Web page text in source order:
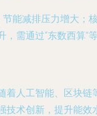
能减排压力增大
需通过“东数西算”
人工智能、区块
术创新，提升能